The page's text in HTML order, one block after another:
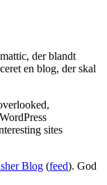
der blandt
en blog, der skal
sites
Blog (feed). God